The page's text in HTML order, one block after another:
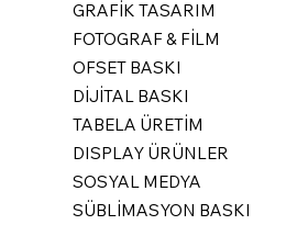
GRAFİK TASARIM
FOTOGRAF & FİLM
OFSET BASKI
DİJİTAL BASKI
TABELA ÜRETİM
DISPLAY ÜRÜNLER
SOSYAL MEDYA
SÜBLİMASYON BASKI